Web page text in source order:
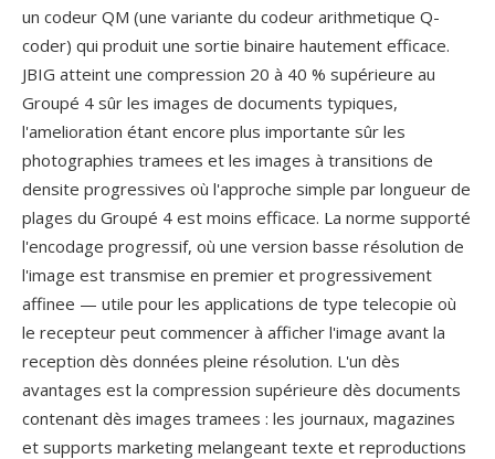
un codeur QM (une variante du codeur arithmetique Q-
coder) qui produit une sortie binaire hautement efficace.
JBIG atteint une compression 20 à 40 % supérieure au
Groupé 4 sûr les images de documents typiques,
l'amelioration étant encore plus importante sûr les
photographies tramees et les images à transitions de
densite progressives où l'approche simple par longueur de
plages du Groupé 4 est moins efficace. La norme supporté
l'encodage progressif, où une version basse résolution de
l'image est transmise en premier et progressivement
affinee — utile pour les applications de type telecopie où
le recepteur peut commencer à afficher l'image avant la
reception dès données pleine résolution. L'un dès
avantages est la compression supérieure dès documents
contenant dès images tramees : les journaux, magazines
et supports marketing melangeant texte et reproductions